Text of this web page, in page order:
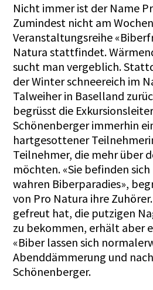
Nicht immer ist der Name
Zumindest nicht am
Veranstaltungsreihe
Natura stattfindet.
sucht man vergeblich.
der Winter schneereich im
Talweiher in Baselland
begrüsst die
Schönenberger immerhin
hartgesottener
Teilnehmer, die mehr über
möchten. «Sie befinden
wahren Biberparadies»,
von Pro Natura ihre
gefreut hat, die putzigen
zu bekommen, erhält aber
«Biber lassen sich
Abenddämmerung und
Schönenberger.